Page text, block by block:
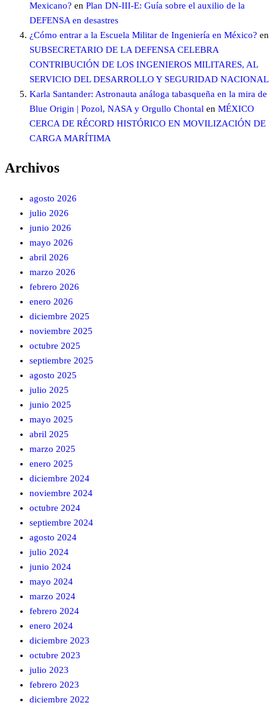
Mexicano? en Plan DN-III-E: Guía sobre el auxilio de la
DEFENSA en desastres
¿Cómo entrar a la Escuela Militar de Ingeniería en México? en
SUBSECRETARIO DE LA DEFENSA CELEBRA
CONTRIBUCIÓN DE LOS INGENIEROS MILITARES, AL
SERVICIO DEL DESARROLLO Y SEGURIDAD NACIONAL
Karla Santander: Astronauta análoga tabasqueña en la mira de
Blue Origin | Pozol, NASA y Orgullo Chontal en MÉXICO
CERCA DE RÉCORD HISTÓRICO EN MOVILIZACIÓN DE
CARGA MARÍTIMA
Archivos
agosto 2026
julio 2026
junio 2026
mayo 2026
abril 2026
marzo 2026
febrero 2026
enero 2026
diciembre 2025
noviembre 2025
octubre 2025
septiembre 2025
agosto 2025
julio 2025
junio 2025
mayo 2025
abril 2025
marzo 2025
enero 2025
diciembre 2024
noviembre 2024
octubre 2024
septiembre 2024
agosto 2024
julio 2024
junio 2024
mayo 2024
marzo 2024
febrero 2024
enero 2024
diciembre 2023
octubre 2023
julio 2023
febrero 2023
diciembre 2022